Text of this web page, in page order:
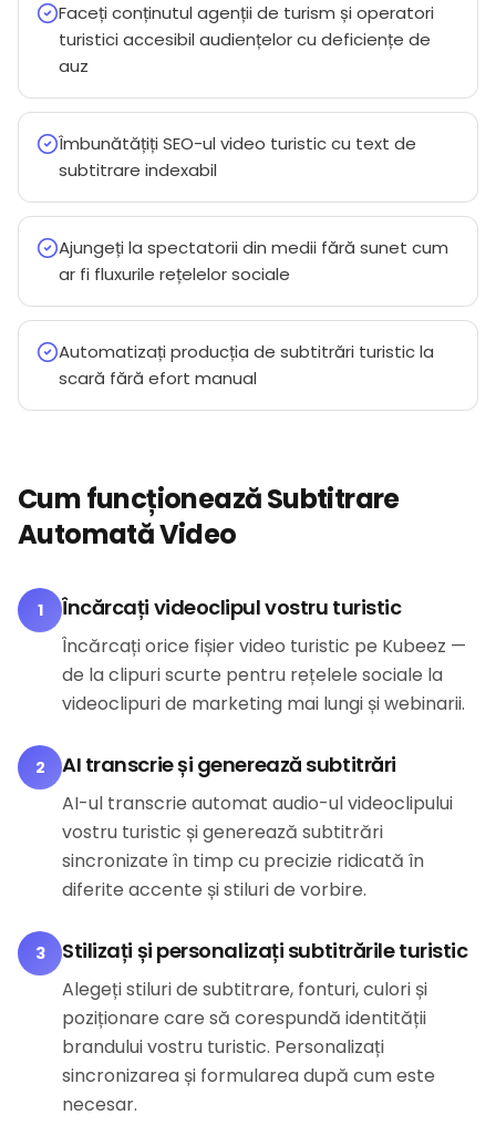
Faceți conținutul agenții de turism și operatori
turistici accesibil audiențelor cu deficiențe de
auz
Îmbunătățiți SEO-ul video turistic cu text de
subtitrare indexabil
Ajungeți la spectatorii din medii fără sunet cum
ar fi fluxurile rețelelor sociale
Automatizați producția de subtitrări turistic la
scară fără efort manual
Cum funcționează Subtitrare
Automată Video
1 Încărcați videoclipul vostru turistic
Încărcați orice fișier video turistic pe Kubeez —
de la clipuri scurte pentru rețelele sociale la
videoclipuri de marketing mai lungi și webinarii.
2 AI transcrie și generează subtitrări
AI-ul transcrie automat audio-ul videoclipului
vostru turistic și generează subtitrări
sincronizate în timp cu precizie ridicată în
diferite accente și stiluri de vorbire.
3 Stilizați și personalizați subtitrările turistic
Alegeți stiluri de subtitrare, fonturi, culori și
poziționare care să corespundă identității
brandului vostru turistic. Personalizați
sincronizarea și formularea după cum este
necesar.